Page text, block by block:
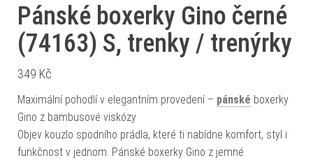
Pánské boxerky Gino černé
(74163) S, trenky / trenýrky
349 Kč
Maximální pohodlí v elegantním provedení – pánské boxerky
Gino z bambusové viskózy
Objev kouzlo spodního prádla, které ti nabídne komfort, styl i
funkčnost v jednom. Pánské boxerky Gino z jemné